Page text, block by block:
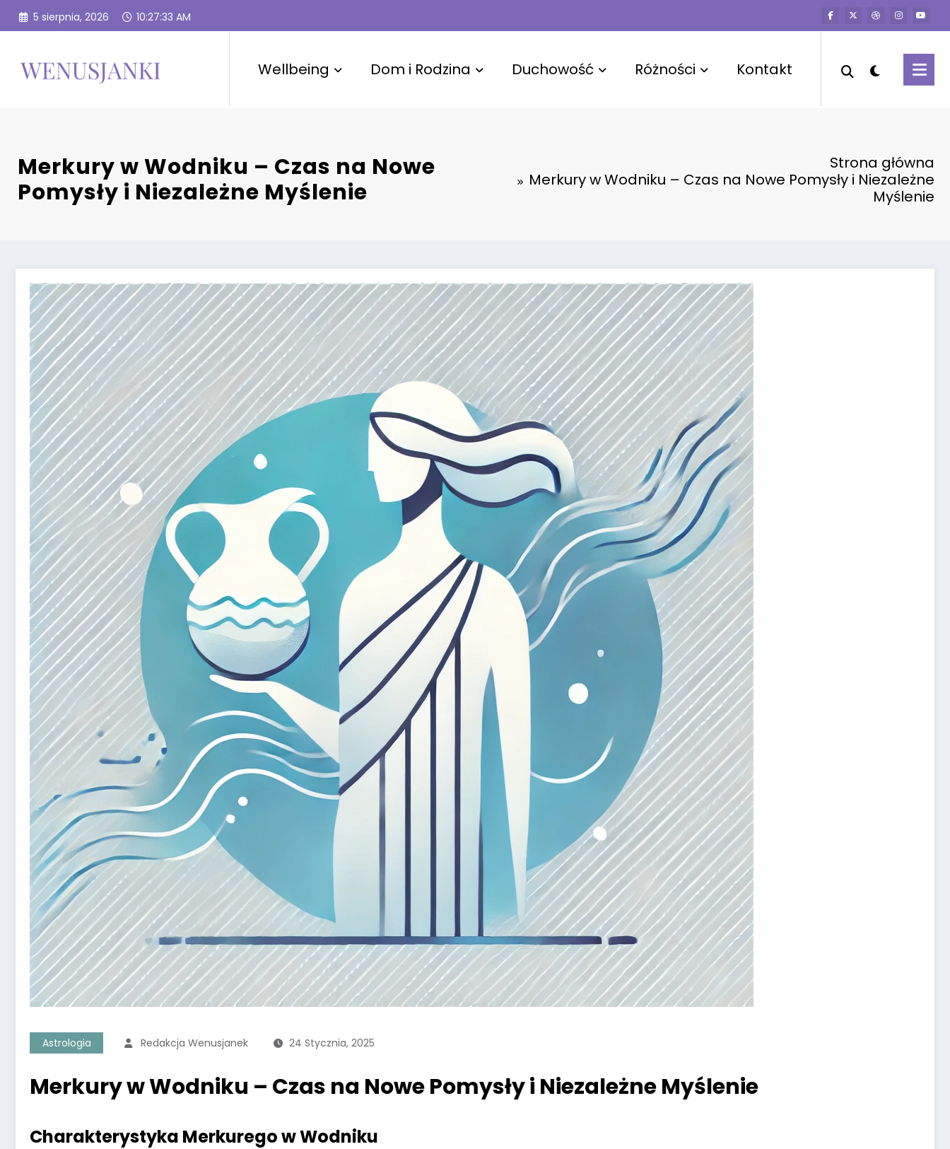
Przejdź
5 sierpnia, 2026 10:27:34 AM
Wellbeing Dom i Rodzina Duchowość Różności Kontakt
Merkury w Wodniku – Czas na Nowe
Pomysły i Niezależne Myślenie
Strona główna
Merkury w Wodniku – Czas na Nowe Pomysły i Niezależne
Myślenie
Astrologia Redakcja Wenusjanek 24 Stycznia, 2025
Merkury w Wodniku – Czas na Nowe Pomysły i Niezależne Myślenie
Charakterystyka Merkurego w Wodniku